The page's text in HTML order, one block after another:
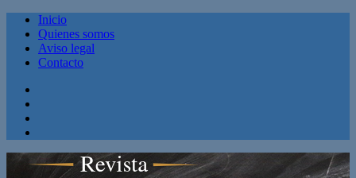
Inicio
Quienes somos
Aviso legal
Contacto